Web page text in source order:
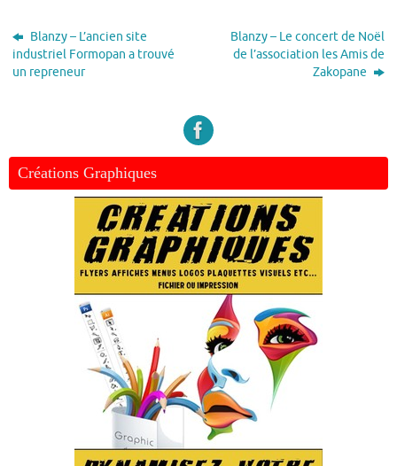
Blanzy – L’ancien site
industriel Formopan a trouvé
un repreneur
Blanzy – Le concert de Noël
de l’association les Amis de
Zakopane
Créations Graphiques